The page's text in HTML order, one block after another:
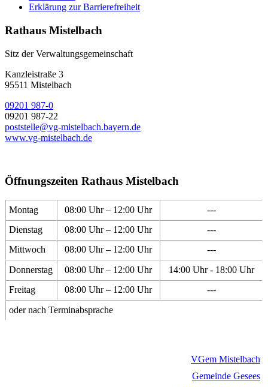
Erklärung zur Barrierefreiheit
Rathaus Mistelbach
Sitz der Verwaltungsgemeinschaft
Kanzleistraße 3
95511 Mistelbach
09201 987-0
09201 987-22
poststelle@vg-mistelbach.bayern.de
www.vg-mistelbach.de
Öffnungszeiten Rathaus Mistelbach
Montag 08:00 Uhr – 12:00 Uhr
---
Dienstag
08:00 Uhr – 12:00 Uhr
---
Mittwoch
08:00 Uhr – 12:00 Uhr
---
Donnerstag
08:00 Uhr – 12:00 Uhr
14:00 Uhr - 18:00 Uhr
Freitag
08:00 Uhr – 12:00 Uhr
---
oder nach Terminabsprache
VGem Mistelbach
Gemeinde Gesees